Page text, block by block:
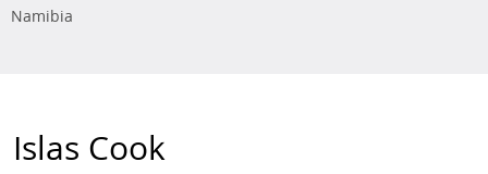
Namibia
Islas Cook